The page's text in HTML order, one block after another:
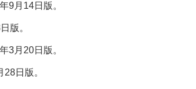
9月14日版。
版。
3月20日版。
日版。